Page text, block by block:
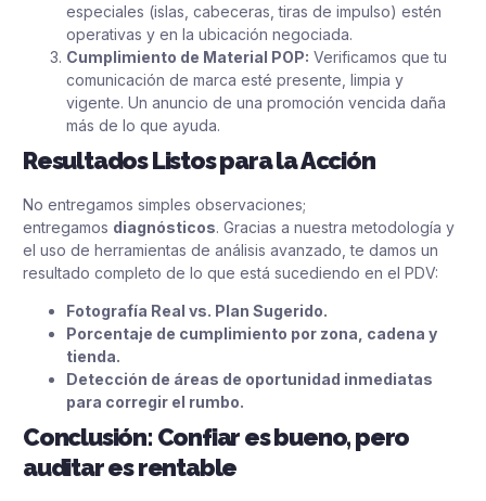
especiales (islas, cabeceras, tiras de impulso) estén
operativas y en la ubicación negociada.
Cumplimiento de Material POP: Verificamos que tu
comunicación de marca esté presente, limpia y
vigente. Un anuncio de una promoción vencida daña
más de lo que ayuda.
Resultados Listos para la Acción
No entregamos simples observaciones;
entregamos diagnósticos. Gracias a nuestra metodología y
el uso de herramientas de análisis avanzado, te damos un
resultado completo de lo que está sucediendo en el PDV:
Fotografía Real vs. Plan Sugerido.
Porcentaje de cumplimiento por zona, cadena y
tienda.
Detección de áreas de oportunidad inmediatas
para corregir el rumbo.
Conclusión: Confiar es bueno, pero
auditar es rentable